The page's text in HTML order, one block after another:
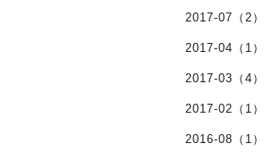
2017-07（2）
2017-04（1）
2017-03（4）
2017-02（1）
2016-08（1）